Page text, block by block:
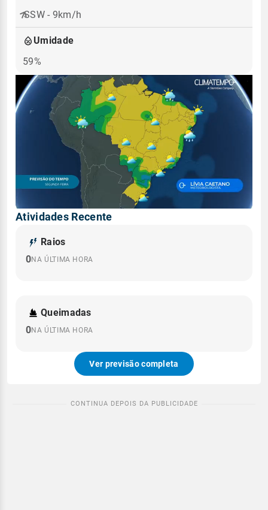
SSW - 9km/h
Umidade
59%
Atividades Recente
Raios
0NA ÚLTIMA HORA
Queimadas
0NA ÚLTIMA HORA
Ver previsão completa